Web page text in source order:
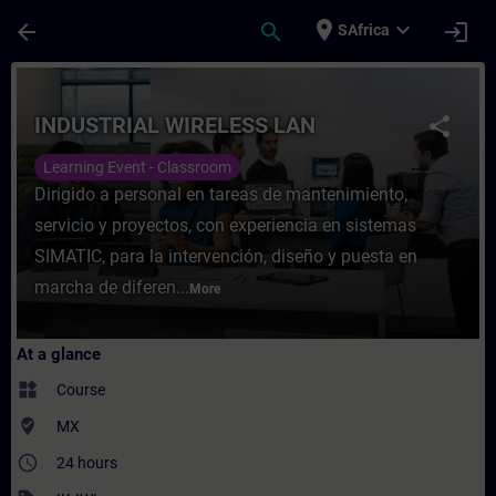
arrow_back search place SAfrica expand_more login
Course - INDUSTRIAL WIRELESS LAN -
share
INDUSTRIAL WIRELESS LAN
Learning Event - Classroom
Dirigido a personal en tareas de mantenimiento,
servicio y proyectos, con experiencia en sistemas
SIMATIC, para la intervención, diseño y puesta en
marcha de diferen... More
At a glance
widgets Course
where_to_vote MX
access_time 24 hours